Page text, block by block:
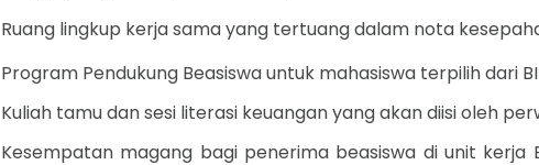
Ruang lingkup kerja sama yang tertuang dalam nota
Program Pendukung Beasiswa untuk mahasiswa terpilih dari
Kuliah tamu dan sesi literasi keuangan yang akan diisi oleh
Kesempatan magang bagi penerima beasiswa di unit kerja